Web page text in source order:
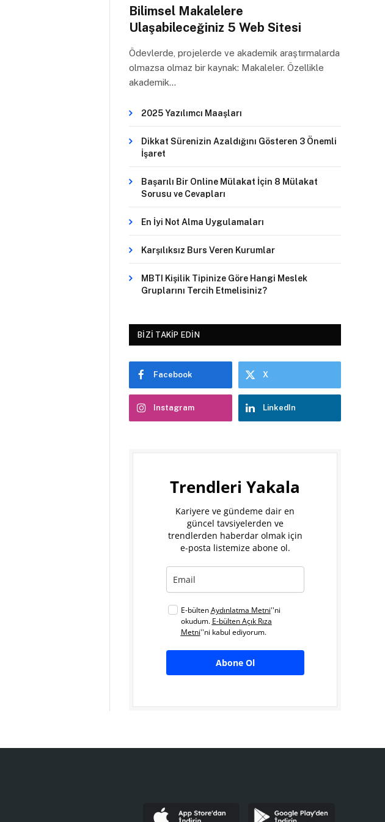
Bilimsel Makalelere
Ulaşabileceğiniz 5 Web Sitesi
Ödevlerde, projelerde ve akademik araştırmalarda
olmazsa olmaz bir kaynak: Makaleler. Özellikle
akademik…
2025 Yazılımcı Maaşları
Dikkat Sürenizin Azaldığını Gösteren 3 Önemli
İşaret
Başarılı Bir Online Mülakat İçin 8 Mülakat
Sorusu ve Cevapları
En İyi Not Alma Uygulamaları
Karşılıksız Burs Veren Kurumlar
MBTI Kişilik Tipinize Göre Hangi Meslek
Gruplarını Tercih Etmelisiniz?
BIZI TAKIP EDIN
Facebook X
Instagram LinkedIn
Trendleri Yakala
Kariyere ve gündeme dair en
güncel tavsiyelerden ve
trendlerden haberdar olmak için
e-posta listemize abone ol.
E-bültenAydınlatma Metni''ni
okudum. E-bülten Açık Rıza
Metni''ni kabul ediyorum.
Abone Ol